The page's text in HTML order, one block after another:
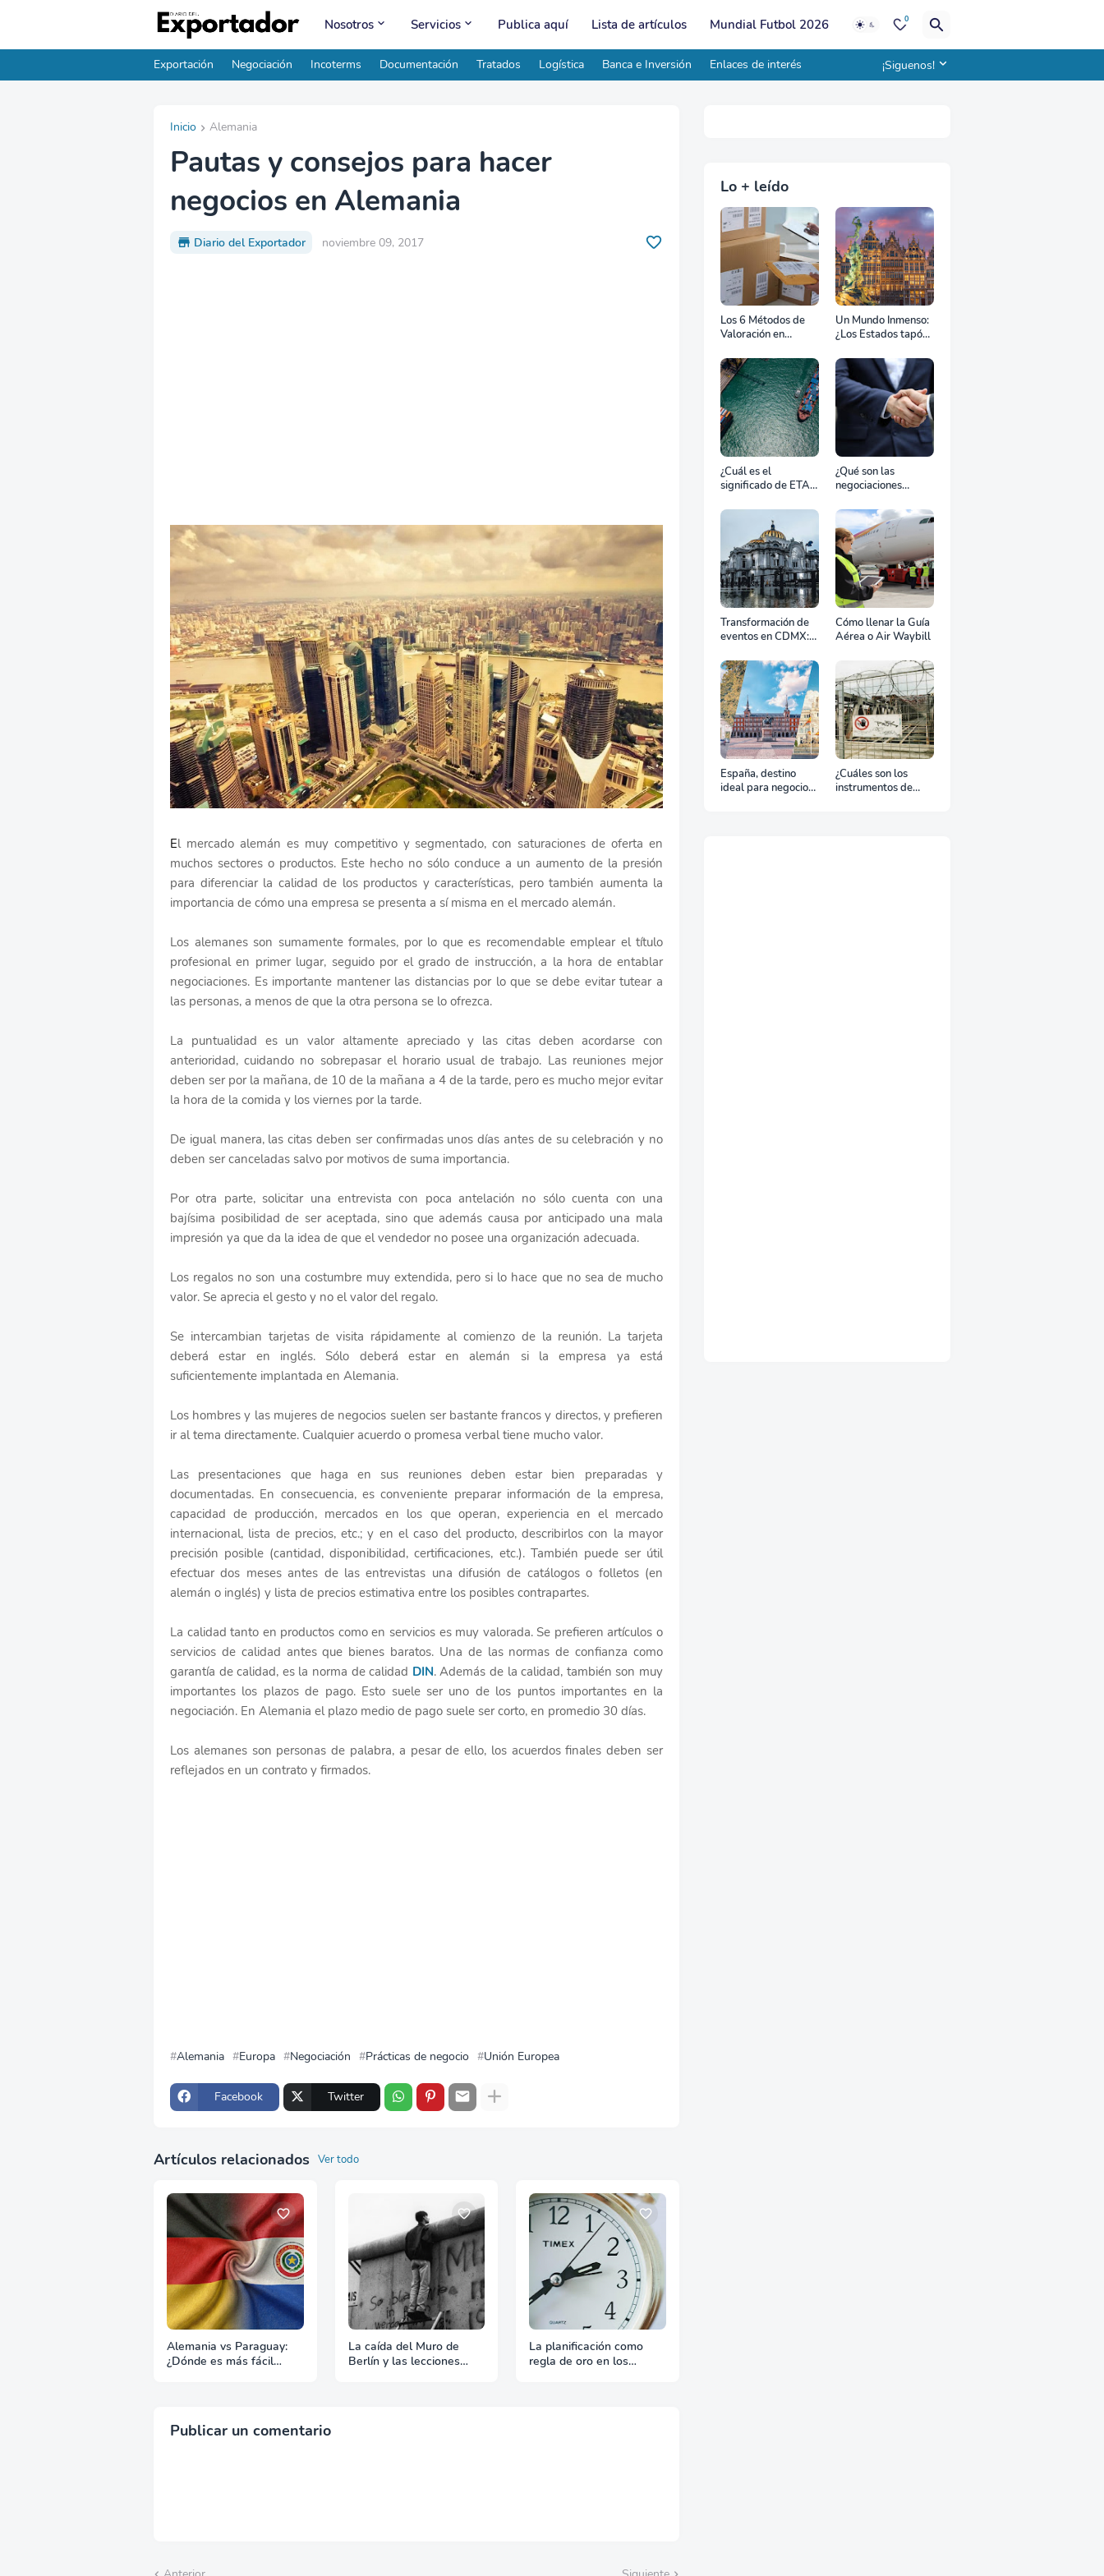
Nosotros Servicios Publica aquí Lista de artículos Mundial Futbol 2026 0
Exportación Negociación Incoterms Documentación Tratados Logística Banca e Inversión Enlaces de interés ¡Siguenos!
Inicio Alemania
Pautas y consejos para hacer
negocios en Alemania
Diario del Exportador noviembre 09, 2017
El mercado alemán es muy competitivo y segmentado, con saturaciones de oferta en
muchos sectores o productos. Este hecho no sólo conduce a un aumento de la presión
para diferenciar la calidad de los productos y características, pero también aumenta la
importancia de cómo una empresa se presenta a sí misma en el mercado alemán.
Los alemanes son sumamente formales, por lo que es recomendable emplear el título
profesional en primer lugar, seguido por el grado de instrucción, a la hora de entablar
negociaciones. Es importante mantener las distancias por lo que se debe evitar tutear a
las personas, a menos de que la otra persona se lo ofrezca.
La puntualidad es un valor altamente apreciado y las citas deben acordarse con
anterioridad, cuidando no sobrepasar el horario usual de trabajo. Las reuniones mejor
deben ser por la mañana, de 10 de la mañana a 4 de la tarde, pero es mucho mejor evitar
la hora de la comida y los viernes por la tarde.
De igual manera, las citas deben ser confirmadas unos días antes de su celebración y no
deben ser canceladas salvo por motivos de suma importancia.
Por otra parte, solicitar una entrevista con poca antelación no sólo cuenta con una
bajísima posibilidad de ser aceptada, sino que además causa por anticipado una mala
impresión ya que da la idea de que el vendedor no posee una organización adecuada.
Los regalos no son una costumbre muy extendida, pero si lo hace que no sea de mucho
valor. Se aprecia el gesto y no el valor del regalo.
Se intercambian tarjetas de visita rápidamente al comienzo de la reunión. La tarjeta
deberá estar en inglés. Sólo deberá estar en alemán si la empresa ya está
suficientemente implantada en Alemania.
Los hombres y las mujeres de negocios suelen ser bastante francos y directos, y prefieren
ir al tema directamente. Cualquier acuerdo o promesa verbal tiene mucho valor.
Las presentaciones que haga en sus reuniones deben estar bien preparadas y
documentadas. En consecuencia, es conveniente preparar información de la empresa,
capacidad de producción, mercados en los que operan, experiencia en el mercado
internacional, lista de precios, etc.; y en el caso del producto, describirlos con la mayor
precisión posible (cantidad, disponibilidad, certificaciones, etc.). También puede ser útil
efectuar dos meses antes de las entrevistas una difusión de catálogos o folletos (en
alemán o inglés) y lista de precios estimativa entre los posibles contrapartes.
La calidad tanto en productos como en servicios es muy valorada. Se prefieren artículos o
servicios de calidad antes que bienes baratos. Una de las normas de confianza como
garantía de calidad, es la norma de calidad DIN. Además de la calidad, también son muy
importantes los plazos de pago. Esto suele ser uno de los puntos importantes en la
negociación. En Alemania el plazo medio de pago suele ser corto, en promedio 30 días.
Los alemanes son personas de palabra, a pesar de ello, los acuerdos finales deben ser
reflejados en un contrato y firmados.
Alemania Europa Negociación Prácticas de negocio Unión Europea
Facebook Twitter
Artículos relacionados Ver todo
Alemania vs Paraguay:
¿Dónde es más fácil
La caída del Muro de
Berlín y las lecciones
La planificación como
regla de oro en los
Publicar un comentario
Lo + leído
Los 6 Métodos de
Valoración en
Un Mundo Inmenso:
¿Los Estados tapón,
o zona de combate?
¿Cuál es el
significado de ETA,
el transporte
marítimo?
¿Qué son las
negociaciones
Transformación de
eventos en CDMX:
profesional de
equipos define el
éxito de tu
celebración
Cómo llenar la Guía
Aérea o Air Waybill
España, destino
ideal para negocios
¿Cuáles son los
instrumentos de